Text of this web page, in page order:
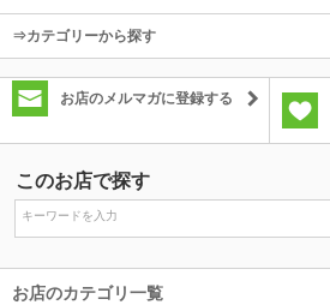
⇒カテゴリーから探す
お店のメルマガに登録する
このお店で探す
お店のカテゴリ一覧